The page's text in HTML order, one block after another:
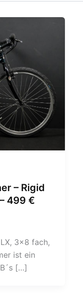
– Rigid
499 €
3×8 fach,
ist ein
[…]